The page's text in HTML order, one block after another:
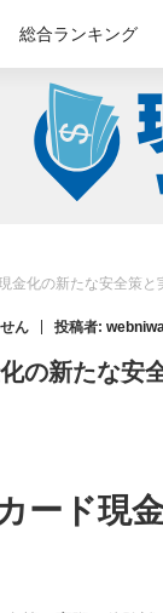
総合ランキング
金化の新たな安全策と
ん 投稿者:
の新たな安
ード現